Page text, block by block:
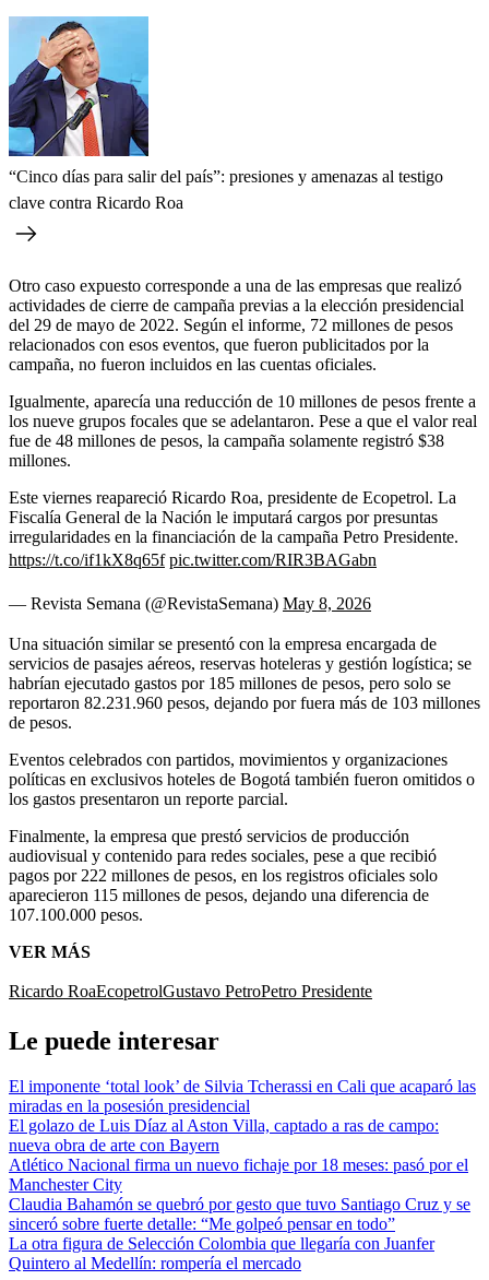
“Cinco días para salir del país”: presiones y amenazas al testigo
clave contra Ricardo Roa
Otro caso expuesto corresponde a una de las empresas que realizó
actividades de cierre de campaña previas a la elección presidencial
del 29 de mayo de 2022. Según el informe, 72 millones de pesos
relacionados con esos eventos, que fueron publicitados por la
campaña, no fueron incluidos en las cuentas oficiales.
Igualmente, aparecía una reducción de 10 millones de pesos frente a
los nueve grupos focales que se adelantaron. Pese a que el valor real
fue de 48 millones de pesos, la campaña solamente registró $38
millones.
Este viernes reapareció Ricardo Roa, presidente de Ecopetrol. La
Fiscalía General de la Nación le imputará cargos por presuntas
irregularidades en la financiación de la campaña Petro Presidente.
https://t.co/if1kX8q65f pic.twitter.com/RIR3BAGabn
— Revista Semana (@RevistaSemana) May 8, 2026
Una situación similar se presentó con la empresa encargada de
servicios de pasajes aéreos, reservas hoteleras y gestión logística; se
habrían ejecutado gastos por 185 millones de pesos, pero solo se
reportaron 82.231.960 pesos, dejando por fuera más de 103 millones
de pesos.
Eventos celebrados con partidos, movimientos y organizaciones
políticas en exclusivos hoteles de Bogotá también fueron omitidos o
los gastos presentaron un reporte parcial.
Finalmente, la empresa que prestó servicios de producción
audiovisual y contenido para redes sociales, pese a que recibió
pagos por 222 millones de pesos, en los registros oficiales solo
aparecieron 115 millones de pesos, dejando una diferencia de
107.100.000 pesos.
VER MÁS
Ricardo RoaEcopetrolGustavo PetroPetro Presidente
Le puede interesar
El imponente ‘total look’ de Silvia Tcherassi en Cali que acaparó las
miradas en la posesión presidencial
El golazo de Luis Díaz al Aston Villa, captado a ras de campo:
nueva obra de arte con Bayern
Atlético Nacional firma un nuevo fichaje por 18 meses: pasó por el
Manchester City
Claudia Bahamón se quebró por gesto que tuvo Santiago Cruz y se
sinceró sobre fuerte detalle: “Me golpeó pensar en todo”
La otra figura de Selección Colombia que llegaría con Juanfer
Quintero al Medellín: rompería el mercado